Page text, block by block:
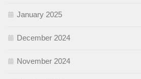
January 2025
December 2024
November 2024